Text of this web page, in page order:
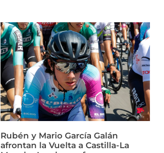
Rubén y Mario García Galán
afrontan la Vuelta a Castilla-La